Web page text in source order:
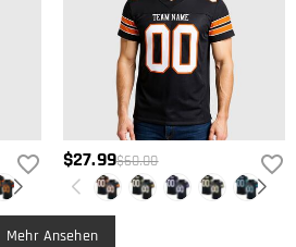
$27.99$60.00
Mehr Ansehen